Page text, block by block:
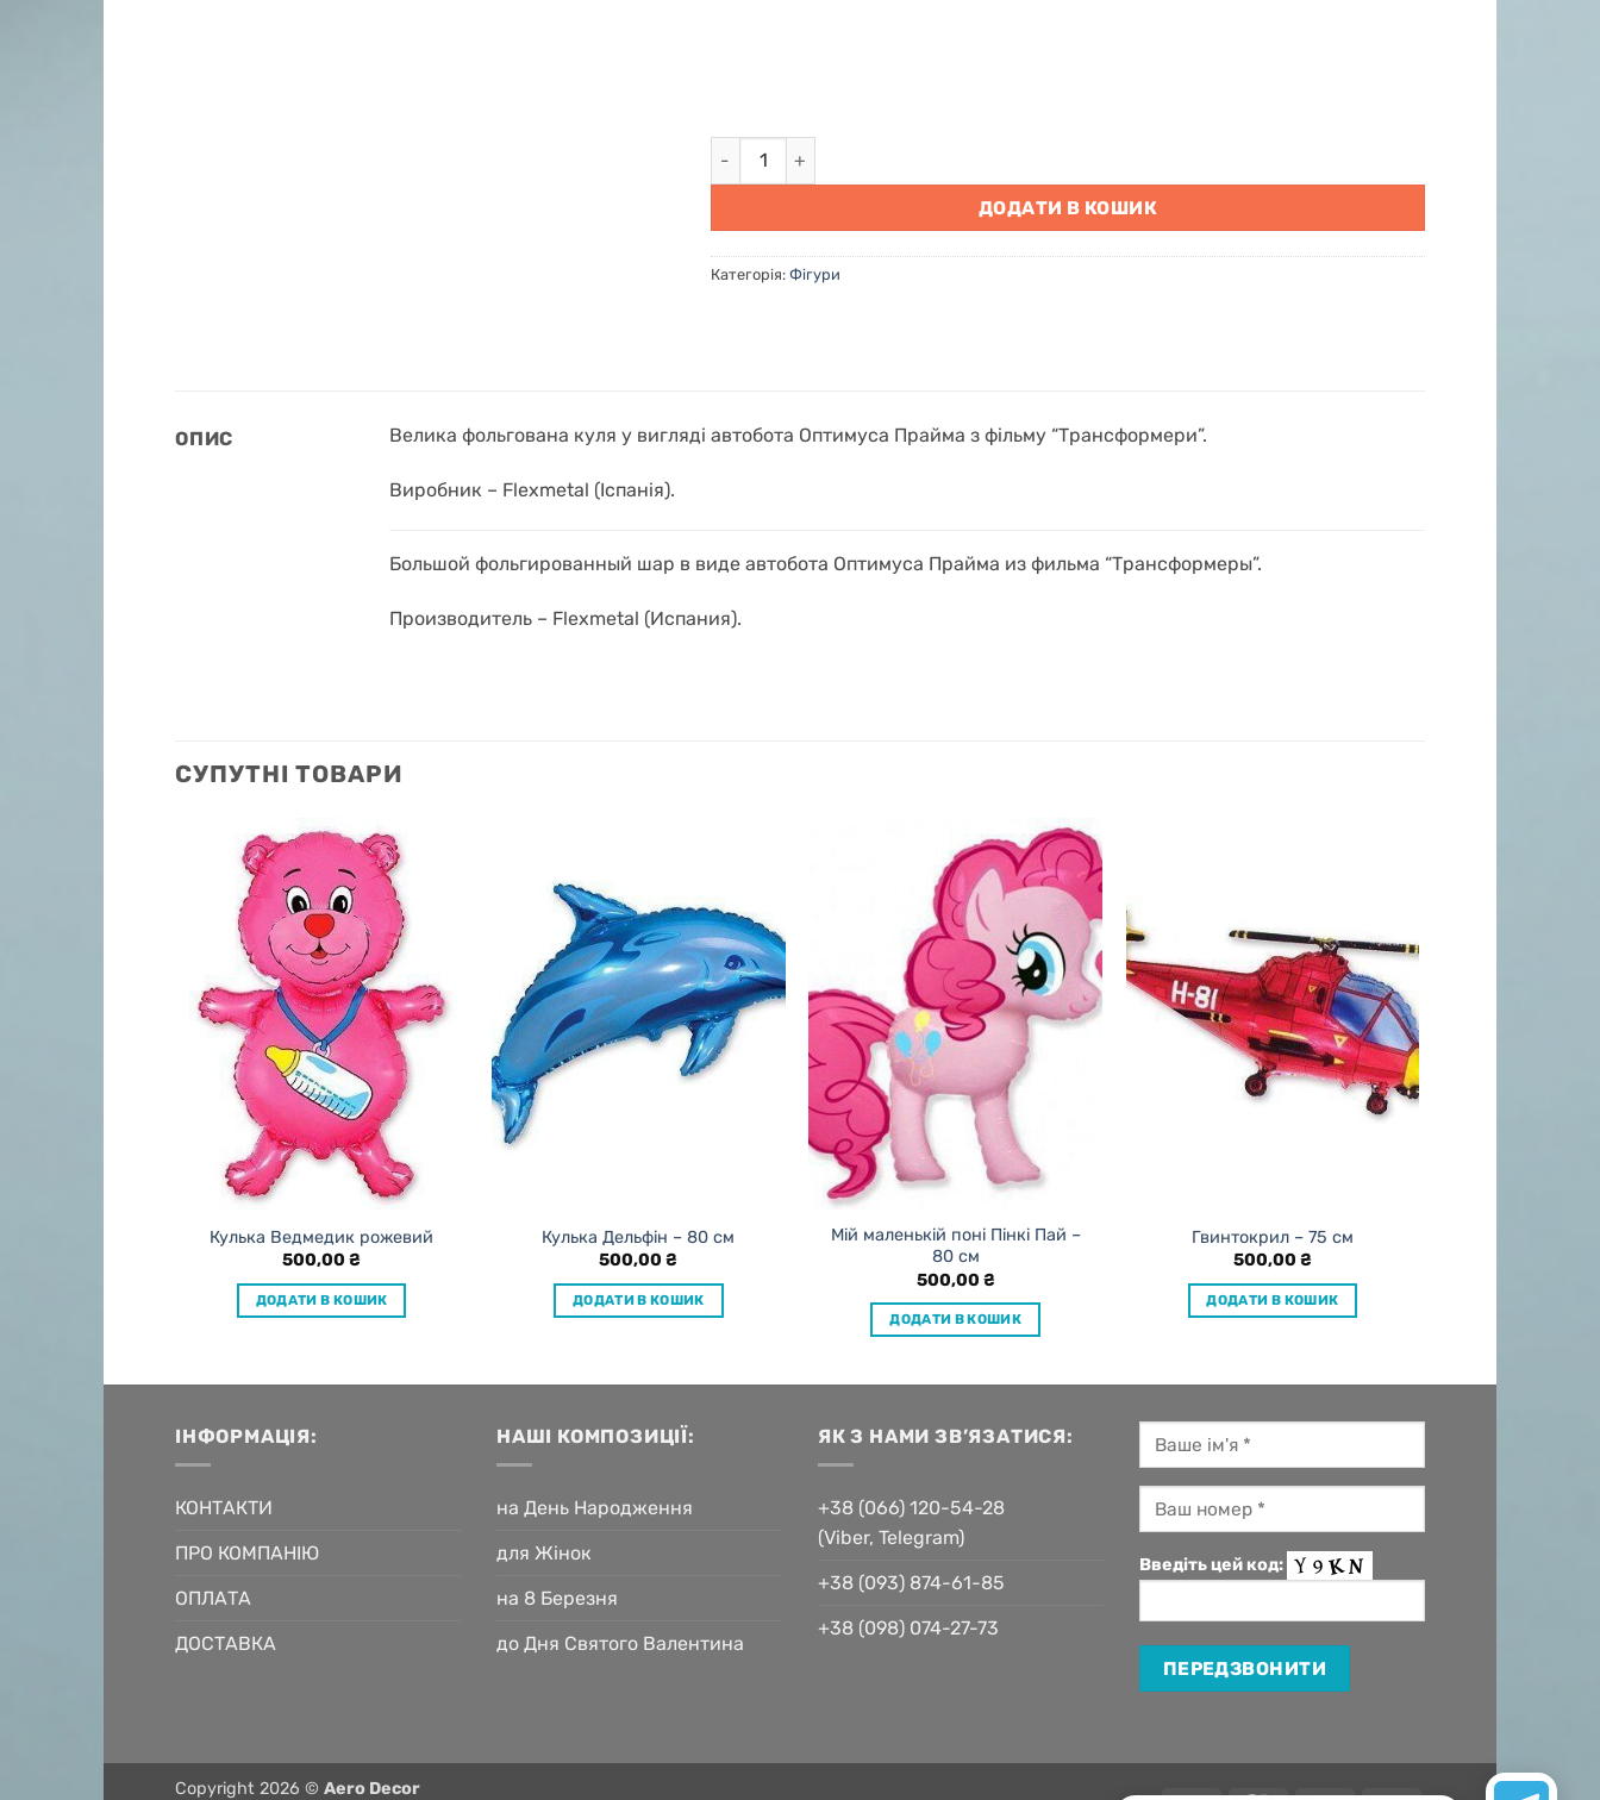
Трансформер Оптимус Прайм - 74 см кількість
ДОДАТИ В КОШИК
Категорія: Фігури
ОПИС Велика фольгована куля у вигляді автобота Оптимуса Прайма з фільму “Трансформери”.
Виробник – Flexmetal (Іспанія).
Большой фольгированный шар в виде автобота Оптимуса Прайма из фильма “Трансформеры”.
Производитель – Flexmetal (Испания).
СУПУТНІ ТОВАРИ
Кулька Ведмедик рожевий
500,00₴
ДОДАТИ В КОШИК
Кулька Дельфін – 80 см
500,00₴
ДОДАТИ В КОШИК
Мій маленькій поні Пінкі Пай –
80 см
500,00 ₴
ДОДАТИ В КОШИК
Гвинтокрил – 75 см
500,00 ₴
ДОДАТИ В КОШИК
ІНФОРМАЦІЯ:
КОНТАКТИ
ПРО КОМПАНІЮ
ОПЛАТА
ДОСТАВКА
НАШІ КОМПОЗИЦІЇ:
на День Народження
для Жінок
на 8 Березня
до Дня Святого Валентина
ЯК З НАМИ ЗВ’ЯЗАТИСЯ:
+38 (066) 120-54-28
(Viber, Telegram)
+38 (093) 874-61-85
+38 (098) 074-27-73
Введіть цей код:
Copyright 2026 © Aero Decor